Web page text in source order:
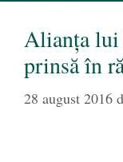
Alianța lui
prinsă în
28 august 2016